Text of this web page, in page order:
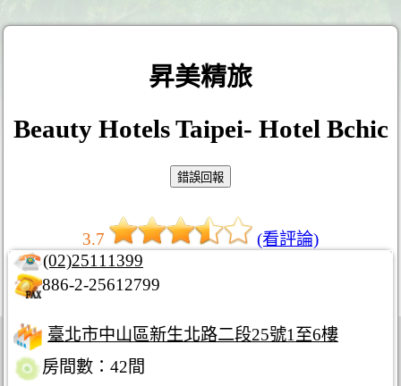
昇美精旅
Beauty Hotels Taipei- Hotel Bchic
3.7
(看評論)
(02)25111399
886-2-25612799
臺北市中山區新生北路二段25號1至6樓
房間數：42間